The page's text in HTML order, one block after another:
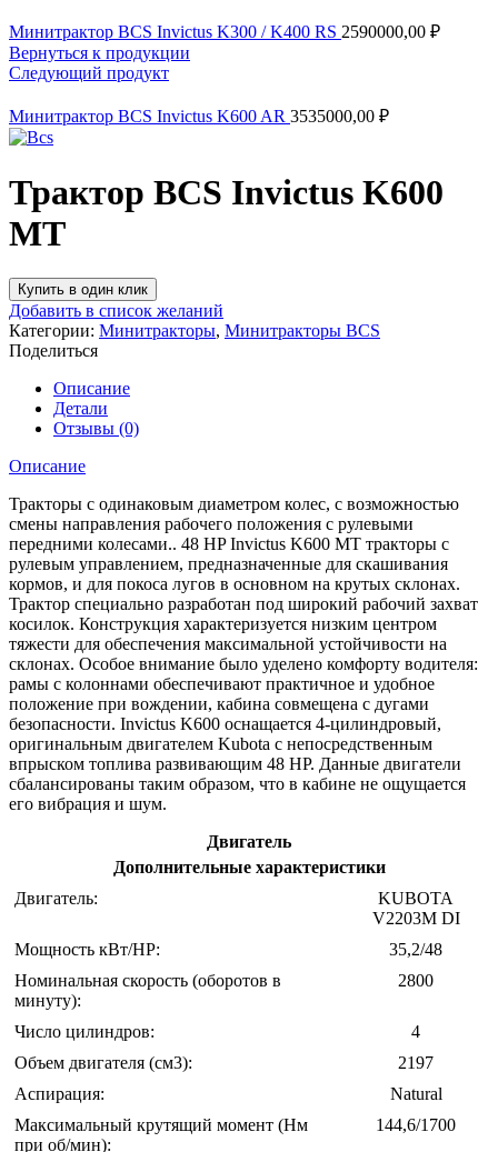
Минитрактор BCS Invictus K300 / K400 RS 2590000,00 ₽
Вернуться к продукции
Следующий продукт
Минитрактор BCS Invictus K600 AR 3535000,00 ₽
Трактор BCS Invictus K600
MT
Купить в один клик
Добавить в список желаний
Категории: Минитракторы, Минитракторы BCS
Поделиться
Описание
Детали
Отзывы (0)
Описание
Тракторы с одинаковым диаметром колес, с возможностью
смены направления рабочего положения с рулевыми
передними колесами.. 48 HP Invictus K600 MT тракторы с
рулевым управлением, предназначенные для скашивания
кормов, и для покоса лугов в основном на крутых склонах.
Трактор специально разработан под широкий рабочий захват
косилок. Конструкция характеризуется низким центром
тяжести для обеспечения максимальной устойчивости на
склонах. Особое внимание было уделено комфорту водителя:
рамы с колоннами обеспечивают практичное и удобное
положение при вождении, кабина совмещена с дугами
безопасности. Invictus K600 оснащается 4-цилиндровый,
оригинальным двигателем Kubota с непосредственным
впрыском топлива развивающим 48 HP. Данные двигатели
сбалансированы таким образом, что в кабине не ощущается
его вибрация и шум.
Двигатель
Дополнительные характеристики
Двигатель:
KUBOTA
V2203M DI
Мощность кВт/HP:
35,2/48
Номинальная скорость (оборотов в
минуту):
2800
Число цилиндров:
4
Объем двигателя (см3):
2197
Аспирация:
Natural
Максимальный крутящий момент (Нм
при об/мин):
144,6/1700